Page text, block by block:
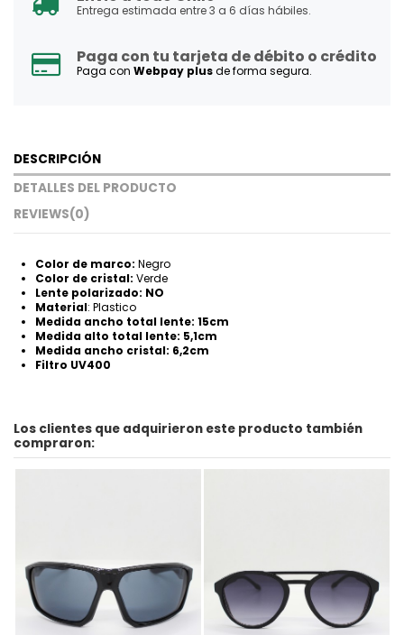
Entrega estimada entre 3 a 6 días hábiles.
Paga con tu tarjeta de débito o crédito
Paga con Webpay plusde forma segura.
DESCRIPCIÓN
DETALLES DEL PRODUCTO
REVIEWS(0)
Color de marco: Negro
Color de cristal: Verde
Lente polarizado: NO
Material: Plastico
Medida ancho total lente: 15cm
Medida alto total lente: 5,1cm
Medida ancho cristal: 6,2cm
Filtro UV400
Los clientes que adquirieron este producto también
compraron: